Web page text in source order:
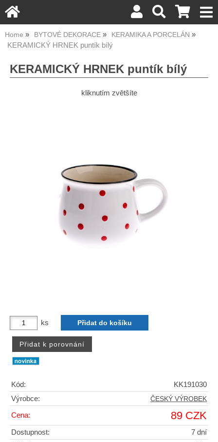
Home BYTOVÉ DEKORACE KERAMIKA A PORCELÁN
KERAMICKÝ HRNEK puntík bílý
KERAMICKÝ HRNEK puntík bílý
kliknutím zvětšíte
ks
Kód:
KK191030
Výrobce:
ČESKÝ VÝROBEK
Cena: 89 CZK
Dostupnost:
7 dní